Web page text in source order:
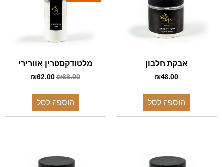
אבקת חלבון
₪48.00
הוספה לסל
מלטודקסטרין אוורירי
₪68.00
₪62.00
הוספה לסל